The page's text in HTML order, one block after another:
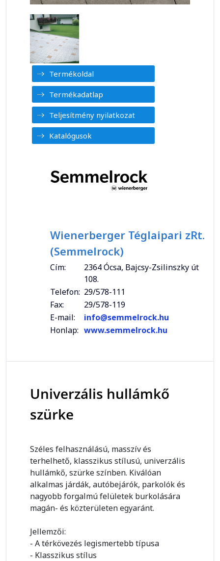
Termékoldal
Termékadatlap
Teljesítmény nyilatkozat
Katalógusok
Wienerberger Téglaipari zRt.
(Semmelrock)
Cím:
2364 Ócsa, Bajcsy-Zsilinszky út
108.
Telefon: 29/578-111
Fax:
29/578-119
E-mail:
info@semmelrock.hu
Honlap: www.semmelrock.hu
Univerzális hullámkő
szürke
Széles felhasználású, masszív és
terhelhető, klasszikus stílusú, univerzális
hullámkő, szürke színben. Kiválóan
alkalmas járdák, autóbejárók, parkolók és
nagyobb forgalmú felületek burkolására
magán- és közterületen egyaránt.
Jellemzői:
- A térkövezés legismertebb típusa
- Klasszikus stílus